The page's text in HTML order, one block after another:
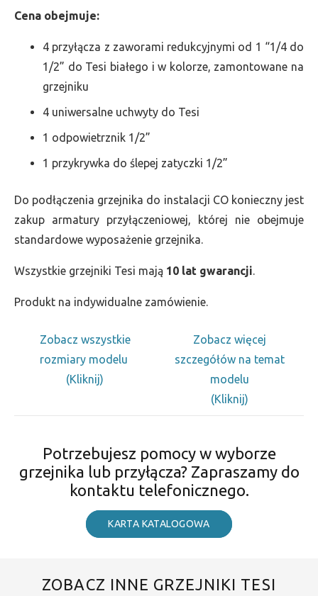
Cena obejmuje:
4 przyłącza z zaworami redukcyjnymi od 1 “1/4 do
1/2” do Tesi białego i w kolorze, zamontowane na
grzejniku
4 uniwersalne uchwyty do Tesi
1 odpowietrznik 1/2”
1 przykrywka do ślepej zatyczki 1/2”
Do podłączenia grzejnika do instalacji CO konieczny jest
zakup armatury przyłączeniowej, której nie obejmuje
standardowe wyposażenie grzejnika.
Wszystkie grzejniki Tesi mają 10 lat gwarancji.
Produkt na indywidualne zamówienie.
Zobacz wszystkie
rozmiary modelu
(Kliknij)
Zobacz więcej
szczegółów na temat
modelu
(Kliknij)
Potrzebujesz pomocy w wyborze
grzejnika lub przyłącza? Zapraszamy do
kontaktu telefonicznego.
KARTA KATALOGOWA
ZOBACZ INNE GRZEJNIKI TESI